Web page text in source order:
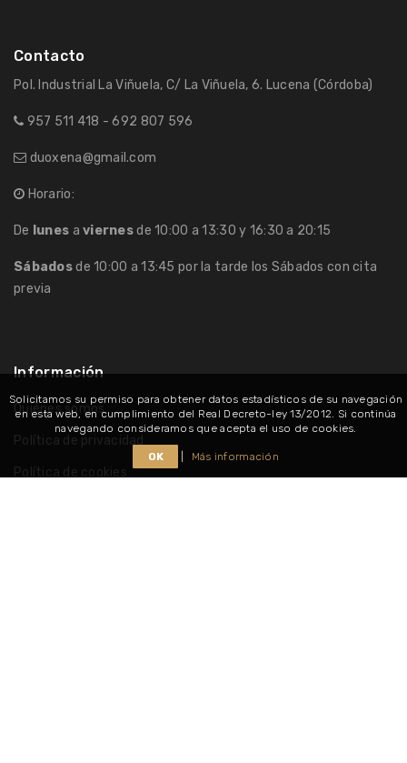
Contacto
Pol. Industrial La Viñuela, C/ La Viñuela, 6. Lucena (Córdoba)
957 511 418 - 692 807 596
duoxena@gmail.com
Horario:
De lunes aviernesde 10:00 a 13:30 y 16:30 a 20:15
Sábadosde 10:00 a 13:45 por la tarde los Sábados con cita
previa
Información
Quiénes somos
Política de privacidad
Política de cookies
Solicitamos su permiso para obtener datos estadísticos de su navegación
en esta web, en cumplimiento del Real Decreto-ley 13/2012. Si continúa
navegando consideramos que acepta el uso de cookies.
OK Más información